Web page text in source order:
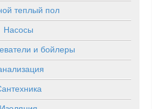
теплый пол
Насосы
и бойлеры